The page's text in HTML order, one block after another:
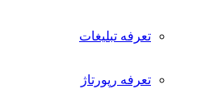
تعرفه تبلیغات
تعرفه رپورتاژ